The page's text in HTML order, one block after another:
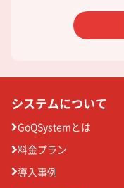
システムについて
GoQSystemとは
料金プラン
導入事例